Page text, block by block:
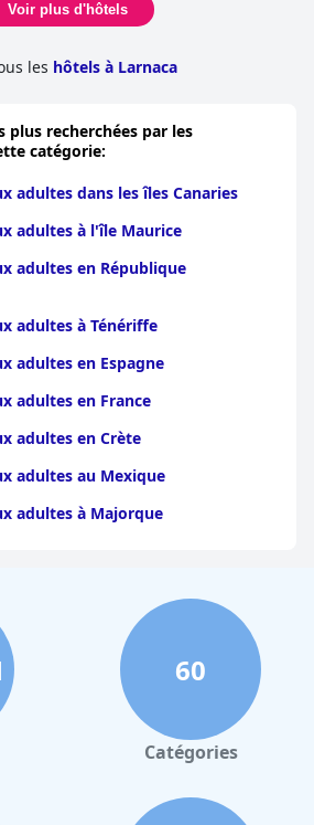
Voir plus d'hôtels
les hôtels à Larnaca
plus recherchées par les
catégorie:
adultes dans les îles Canaries
adultes à l'île Maurice
adultes en République
adultes à Ténériffe
adultes en Espagne
adultes en France
adultes en Crète
adultes au Mexique
adultes à Majorque
60
Catégories